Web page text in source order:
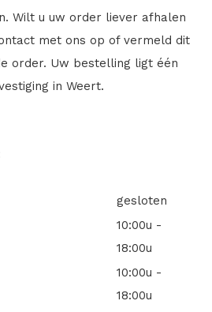
Wilt u uw order liever afhalen
met ons op of vermeld dit
order. Uw bestelling ligt één
in Weert.
gesloten
10:00u -
18:00u
10:00u -
18:00u